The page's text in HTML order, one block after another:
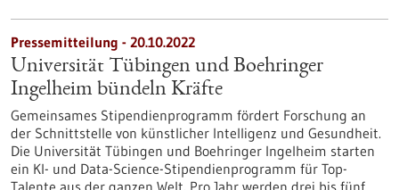
Pressemitteilung - 20.10.2022
Universität Tübingen und Boehringer
Ingelheim bündeln Kräfte
Gemeinsames Stipendienprogramm fördert Forschung an
der Schnittstelle von künstlicher Intelligenz und Gesundheit.
Die Universität Tübingen und Boehringer Ingelheim starten
ein KI- und Data-Science-Stipendienprogramm für Top-
Talente aus der ganzen Welt. Pro Jahr werden drei bis fünf